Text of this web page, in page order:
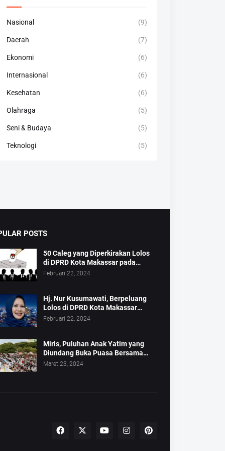
Nasional (9)
Daerah (7)
Ekonomi (6)
Internasional (6)
Kesehatan (6)
Olahraga (5)
Seni & Budaya (5)
Teknologi (5)
POSTS
50 Caleg yang Diperkirakan Lolos
di DPRD Kota Makassar pada
Pemilu 2024
Februari 22, 2024
Hj. Nur Kusumawati, Berpeluang
Lolos di DPRD Kota Makassar
Mewakili Suara Perempuan Dapil 2
Februari 22, 2024
Miris, Puluhan Anak Yatim yang
Diundang Buka Puasa Bersama
Tidak Dapat Jatah Makan dan Infaq
Maret 23, 2024